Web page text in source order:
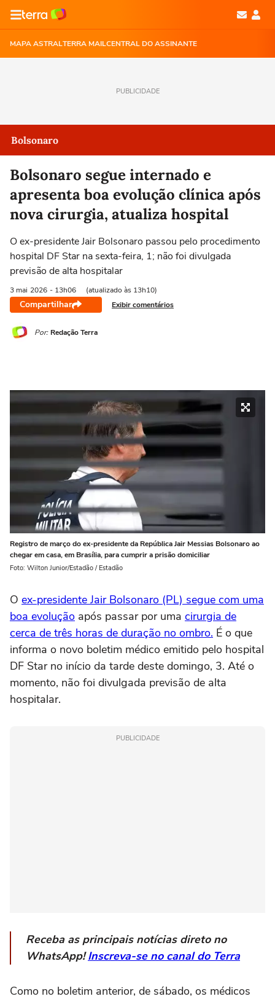
MAPA ASTRALTERRA MAILCENTRAL DO ASSINANTE
PUBLICIDADE
Bolsonaro
Bolsonaro segue internado e
apresenta boa evolução clínica após
nova cirurgia, atualiza hospital
O ex-presidente Jair Bolsonaro passou pelo procedimento
hospital DF Star na sexta-feira, 1; não foi divulgada
previsão de alta hospitalar
3 mai 2026 - 13h06 (atualizado às 13h10)
Compartilhar Exibir comentários
Por: Redação Terra
Registro de março do ex-presidente da República Jair Messias Bolsonaro ao
chegar em casa, em Brasília, para cumprir a prisão domiciliar
Foto: Wilton Junior/Estadão / Estadão
O ex-presidente Jair Bolsonaro (PL) segue com uma
boa evolução após passar por uma cirurgia de
cerca de três horas de duração no ombro. É o que
informa o novo boletim médico emitido pelo hospital
DF Star no início da tarde deste domingo, 3. Até o
momento, não foi divulgada previsão de alta
hospitalar.
PUBLICIDADE
Receba as principais notícias direto no
WhatsApp!Inscreva-se no canal do Terra
Como no boletim anterior, de sábado, os médicos